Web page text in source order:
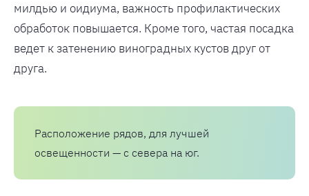
милдью и оидиума, важность профилактических
обработок повышается. Кроме того, частая посадка
ведет к затенению виноградных кустов друг от
друга.
Расположение рядов, для лучшей
освещенности — с севера на юг.